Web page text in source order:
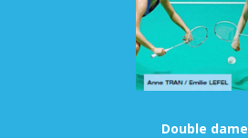
Double dame